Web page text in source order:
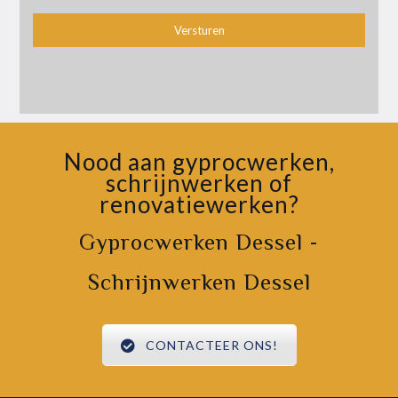
Nood aan gyprocwerken,
schrijnwerken of
renovatiewerken?
Gyprocwerken Dessel -
Schrijnwerken Dessel
CONTACTEER ONS!